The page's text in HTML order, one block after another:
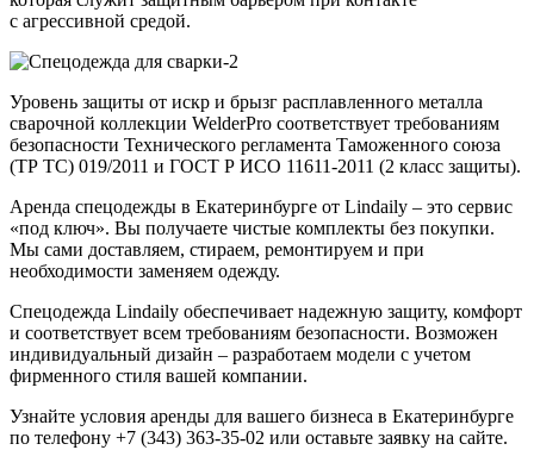
с агрессивной средой.
Уровень защиты от искр и брызг расплавленного металла
сварочной коллекции WelderPro соответствует требованиям
безопасности Технического регламента Таможенного союза
(ТР ТС) 019/2011 и ГОСТ Р ИСО 11611-2011 (2 класс защиты).
Аренда спецодежды в Екатеринбурге от Lindaily – это сервис
«под ключ». Вы получаете чистые комплекты без покупки.
Мы сами доставляем, стираем, ремонтируем и при
необходимости заменяем одежду.
Спецодежда Lindaily обеспечивает надежную защиту, комфорт
и соответствует всем требованиям безопасности. Возможен
индивидуальный дизайн – разработаем модели с учетом
фирменного стиля вашей компании.
Узнайте условия аренды для вашего бизнеса в Екатеринбурге
по телефону +7 (343) 363-35-02 или оставьте заявку на сайте.